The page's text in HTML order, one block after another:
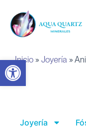
Abrir
contenido
Inicio » Joyería »
Joyería